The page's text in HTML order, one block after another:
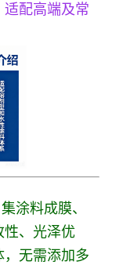
适配高端及常
涂料成膜、
性、光泽优
无需添加多